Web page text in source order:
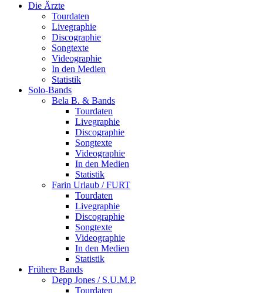
Die Ärzte
Tourdaten
Livegraphie
Discographie
Songtexte
Videographie
In den Medien
Statistik
Solo-Bands
Bela B. & Bands
Tourdaten
Livegraphie
Discographie
Songtexte
Videographie
In den Medien
Statistik
Farin Urlaub / FURT
Tourdaten
Livegraphie
Discographie
Songtexte
Videographie
In den Medien
Statistik
Frühere Bands
Depp Jones / S.U.M.P.
Tourdaten